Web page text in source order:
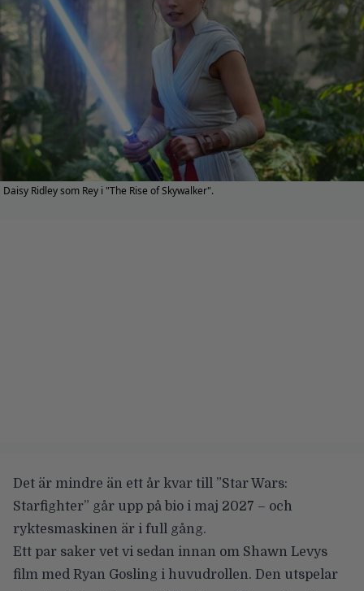
Daisy Ridley som Rey i "The Rise of Skywalker".
Det är mindre än ett år kvar till ”Star Wars:
Starfighter” går upp på bio i maj 2027 – och
ryktesmaskinen är i full gång.
Ett par saker vet vi sedan innan om Shawn Levys
film med Ryan Gosling i huvudrollen. Den utspelar